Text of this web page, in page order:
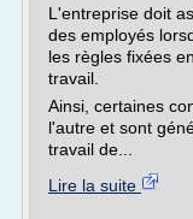
L'entreprise doit
des employés
les règles fixées
travail.
Ainsi, certaines
l'autre et sont
travail de...
Lire la suite